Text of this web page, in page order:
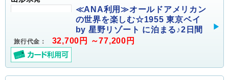
≪ANA利用≫オールドアメリカン
の世界を楽しむ☆1955 東京ベイ
by 星野リゾート に泊まる♪2日間
旅行代金： 32,700円 ～77,200円